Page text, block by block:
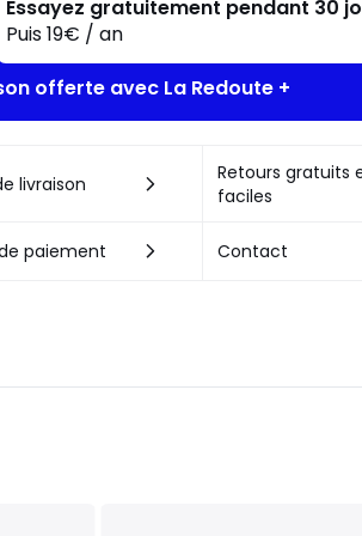
Essayez gratuitement pendant 30
Puis 19€ / an
offerte avec La Redoute +
livraison
Retours gratuits
faciles
paiement Contact